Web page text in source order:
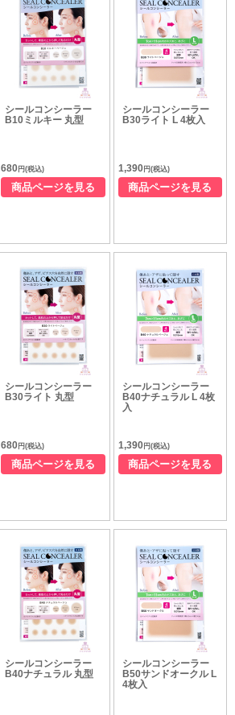
シールコンシーラー
B10ミルキー 丸型
680円(税込)
商品ページを見る
シールコンシーラー
B30ライト L 4枚入
1,390円(税込)
商品ページを見る
シールコンシーラー
B30ライト 丸型
680円(税込)
商品ページを見る
シールコンシーラー
B40ナチュラル L 4枚
入
1,390円(税込)
商品ページを見る
シールコンシーラー
B40ナチュラル 丸型
シールコンシーラー
B50サンドオークル L
4枚入